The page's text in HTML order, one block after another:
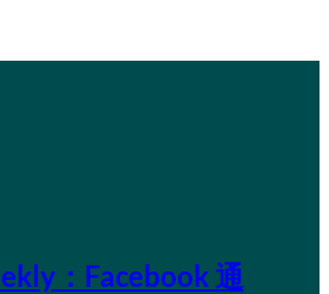
：Facebook 通